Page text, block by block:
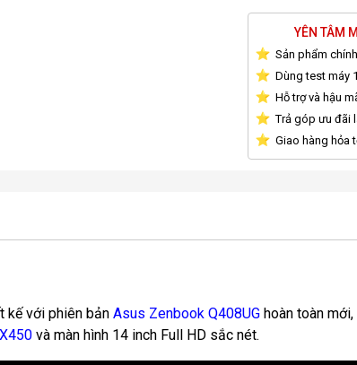
YÊN TÂM
Sản phẩm
Dùng test máy
Hỗ trợ và hậu
Trả góp ưu đãi
Giao hàng hỏa
kế với phiên bản Asus Zenbook Q408UG hoàn toàn
và màn hình 14 inch Full HD sắc nét.